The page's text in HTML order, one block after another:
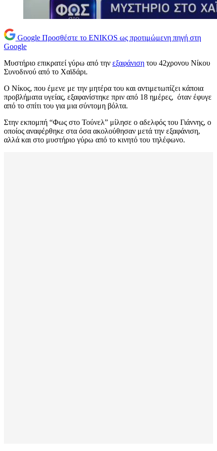
Google Προσθέστε το ENIKOS ως προτιμώμενη πηγή στη
Google
Μυστήριο επικρατεί γύρω από την εξαφάνιση του 42χρονου Νίκου
Συνοδινού από το Χαϊδάρι.
Ο Νίκος, που έμενε με την μητέρα του και αντιμετωπίζει κάποια
προβλήματα υγείας, εξαφανίστηκε πριν από 18 ημέρες, όταν έφυγε
από το σπίτι του για μια σύντομη βόλτα.
Στην εκπομπή “Φως στο Τούνελ” μίλησε ο αδελφός του Γιάννης, ο
οποίος αναφέρθηκε στα όσα ακολούθησαν μετά την εξαφάνιση,
αλλά και στο μυστήριο γύρω από το κινητό του τηλέφωνο.